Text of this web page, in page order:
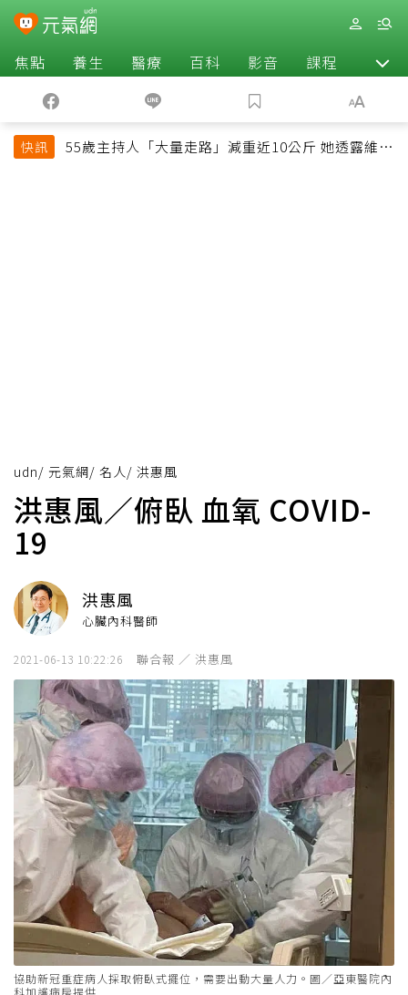
焦點 養生 醫療 百科 影音 課程 退休
快訊
55歲主持人「大量走路」減重近10公斤 她透露維持
udn/ 元氣網/ 名人/ 洪惠風
洪惠風／俯臥 血氧 COVID-
19
洪惠風
心臟內科醫師
2021-06-13 10:22:26 聯合報 ／ 洪惠風
協助新冠重症病人採取俯臥式擺位，需要出動大量人力。圖／亞東醫院內
科加護病房提供